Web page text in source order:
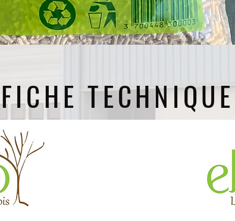
FICHE TECHNIQUE